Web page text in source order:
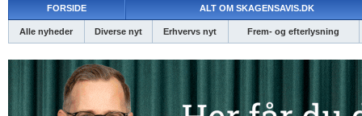
FORSIDE ALT OM SKAGENSAVIS.DK
Alle nyheder Diverse nyt Erhvervs nyt Frem- og efterlysning